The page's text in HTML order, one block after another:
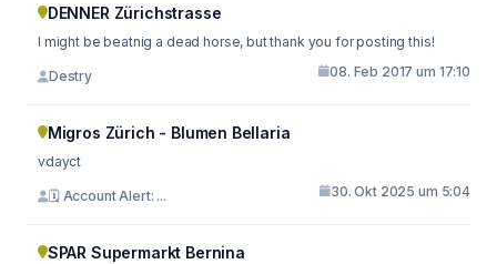
DENNER Zürichstrasse
I might be beatnig a dead horse, but thank you for posting this!
Destry 08. Feb 2017 um 17:10
Migros Zürich - Blumen Bellaria
vdayct
🗓 Account Alert: ... 30. Okt 2025 um 5:04
SPAR Supermarkt Bernina